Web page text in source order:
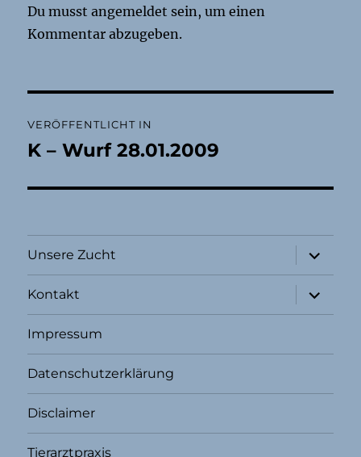
Du musstangemeldet sein, um einen
Kommentar abzugeben.
VERÖFFENTLICHT IN
K – Wurf 28.01.2009
Unsere Zucht
öffnen
Kontakt
öffnen
Impressum
Datenschutzerklärung
Disclaimer
Tierarztpraxis